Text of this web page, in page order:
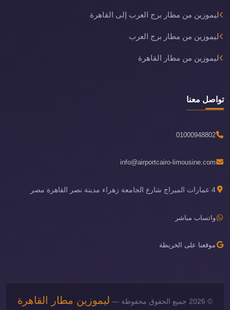
ليموزين من مطار برج العرب إلى القاهرة
ليموزين من مطار برج العرب
ليموزين من مطار القاهرة
تواصل معنا
01000948802
info@airportcairo-limousine.com
4 عمارات الميراج شارع الجامعة زهراء مدينة نصر القاهرة مصر
واتساب مباشر
موقعنا على الخريطة
© 2026 جميع الحقوق محفوظة — ليموزين مطار القاهرة